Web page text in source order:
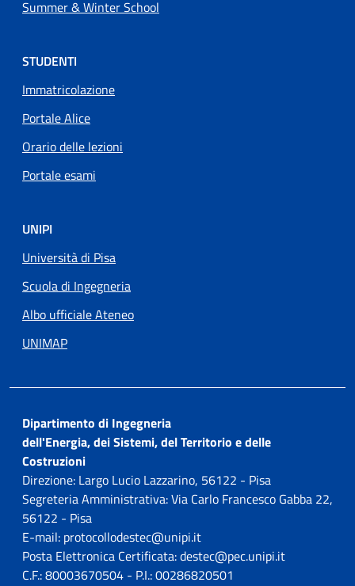
Summer & Winter School
STUDENTI
Immatricolazione
Portale Alice
Orario delle lezioni
Portale esami
UNIPI
Università di Pisa
Scuola di Ingegneria
Albo ufficiale Ateneo
UNIMAP
Dipartimento di Ingegneria
dell'Energia, dei Sistemi, del Territorio e delle
Costruzioni
Direzione: Largo Lucio Lazzarino, 56122 - Pisa
Segreteria Amministrativa: Via Carlo Francesco Gabba 22,
56122 - Pisa
E-mail: protocollodestec@unipi.it
Posta Elettronica Certificata: destec@pec.unipi.it
C.F.: 80003670504 - P.I.: 00286820501